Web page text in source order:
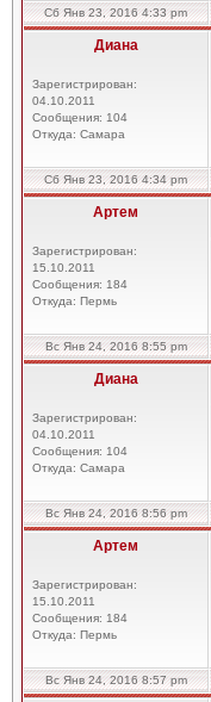
Сб Янв 23, 2016 4:33 pm
Диана
Зарегистрирован:
04.10.2011
Сообщения: 104
Откуда: Самара
Сб Янв 23, 2016 4:34 pm
Артем
Зарегистрирован:
15.10.2011
Сообщения: 184
Откуда: Пермь
Вс Янв 24, 2016 8:55 pm
Диана
Зарегистрирован:
04.10.2011
Сообщения: 104
Откуда: Самара
Вс Янв 24, 2016 8:56 pm
Артем
Зарегистрирован:
15.10.2011
Сообщения: 184
Откуда: Пермь
Вс Янв 24, 2016 8:57 pm